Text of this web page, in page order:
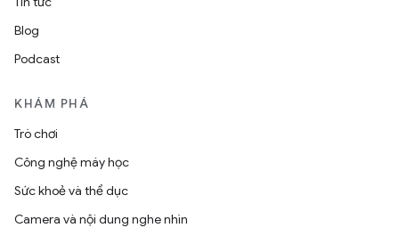
Blog
Podcast
KHÁM PHÁ
Trò chơi
Công nghệ máy học
Sức khoẻ và thể dục
Camera và nội dung nghe nhìn